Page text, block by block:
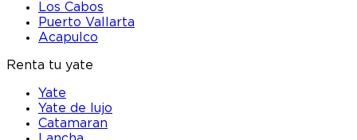
Los Cabos
Puerto Vallarta
Acapulco
Renta tu yate
Yate
Yate de lujo
Catamaran